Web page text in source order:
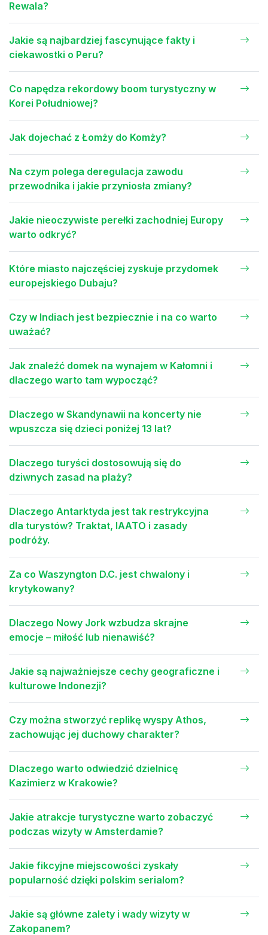
Rewala?
Jakie są najbardziej fascynujące fakty i
ciekawostki o Peru?
Co napędza rekordowy boom turystyczny w
Korei Południowej?
Jak dojechać z Łomży do Komży?
Na czym polega deregulacja zawodu
przewodnika i jakie przyniosła zmiany?
Jakie nieoczywiste perełki zachodniej Europy
warto odkryć?
Które miasto najczęściej zyskuje przydomek
europejskiego Dubaju?
Czy w Indiach jest bezpiecznie i na co warto
uważać?
Jak znaleźć domek na wynajem w Kałomni i
dlaczego warto tam wypocząć?
Dlaczego w Skandynawii na koncerty nie
wpuszcza się dzieci poniżej 13 lat?
Dlaczego turyści dostosowują się do
dziwnych zasad na plaży?
Dlaczego Antarktyda jest tak restrykcyjna
dla turystów? Traktat, IAATO i zasady
podróży.
Za co Waszyngton D.C. jest chwalony i
krytykowany?
Dlaczego Nowy Jork wzbudza skrajne
emocje – miłość lub nienawiść?
Jakie są najważniejsze cechy geograficzne i
kulturowe Indonezji?
Czy można stworzyć replikę wyspy Athos,
zachowując jej duchowy charakter?
Dlaczego warto odwiedzić dzielnicę
Kazimierz w Krakowie?
Jakie atrakcje turystyczne warto zobaczyć
podczas wizyty w Amsterdamie?
Jakie fikcyjne miejscowości zyskały
popularność dzięki polskim serialom?
Jakie są główne zalety i wady wizyty w
Zakopanem?